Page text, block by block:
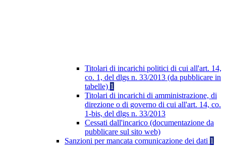
Titolari di incarichi politici di cui all'art. 14,
co. 1, del dlgs n. 33/2013 (da pubblicare in
tabelle) 1
Titolari di incarichi di amministrazione, di
direzione o di governo di cui all'art. 14, co.
1-bis, del dlgs n. 33/2013
Cessati dall'incarico (documentazione da
pubblicare sul sito web)
Sanzioni per mancata comunicazione dei dati 1